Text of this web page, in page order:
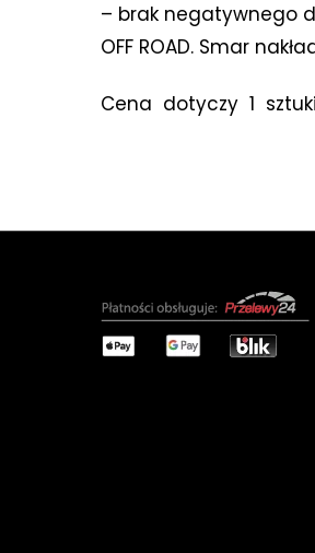
– brak negatywnego
OFF ROAD. Smar
Cena dotyczy 1 sztuki